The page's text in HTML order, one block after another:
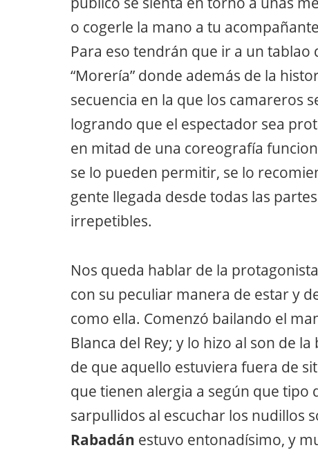
o cogerle la mano a tu
Para eso tendrán que ir a un
“Morería” donde además de la
secuencia en la que los camareros
logrando que el espectador sea
en mitad de una coreografía
se lo pueden permitir, se lo
gente llegada desde todas las
irrepetibles.
Nos queda hablar de la
con su peculiar manera de estar y
como ella. Comenzó bailando el
Blanca del Rey; y lo hizo al son de
de que aquello estuviera fuera de
que tienen alergia a según que tipo
sarpullidos al escuchar los nudillos
Rabadán estuvo entonadísimo, y